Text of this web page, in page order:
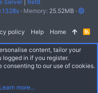
policy Help Home
R
S
Server Ret8
Memory 25.52MB
content, tailor your
in if you register.
consenting to our use of cookies.
Learn more…